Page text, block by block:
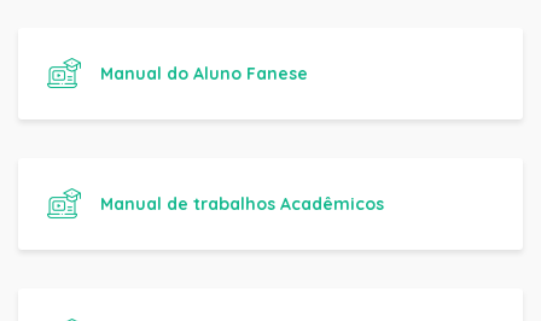
Manual do Aluno Fanese
Manual de trabalhos Acadêmicos